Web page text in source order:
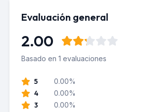
Evaluación general
2.00
Basado en 1 evaluaciones
5 0.00%
4 0.00%
3 0.00%